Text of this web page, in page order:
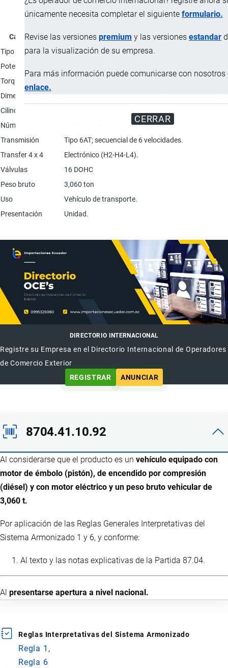
únicamente necesita completar el siguiente formulario.
Revise las versiones premium y las versiones estandar
para la visualización de su empresa.
Para más información puede comunicarse con nosotros
enlace.
CERRAR
Característica
Descripción
Tipo
AT, MT, HT / Con tercera fila abatida totalmente.
Potencia
Torque
Dimensiones
Cilindrada
Número de cilindros
Transmisión
Tipo 6AT; secuencial de 6 velocidades.
Transfer 4 x 4
Electrónico (H2-H4-L4).
Válvulas
16 DOHC
Peso bruto
3,060 ton
Uso
Vehículo de transporte.
Presentación
Unidad.
DIRECTORIO INTERNACIONAL
Registre su Empresa en el Directorio Internacional de Operadores
de Comercio Exterior
REGISTRAR
ANUNCIAR
8704.41.10.92
Al considerarse que el producto es un vehículo equipado con
motor de émbolo (pistón), de encendido por compresión
(diésel) y con motor eléctrico y un peso bruto vehicular de
3,060 t.
Por aplicación de las Reglas Generales Interpretativas del
Sistema Armonizado 1 y 6, y conforme:
Al texto y las notas explicativas de la Partida 87.04.
Al presentarse apertura a nivel nacional.
Reglas Interpretativas del Sistema Armonizado
Regla 1
Regla 6